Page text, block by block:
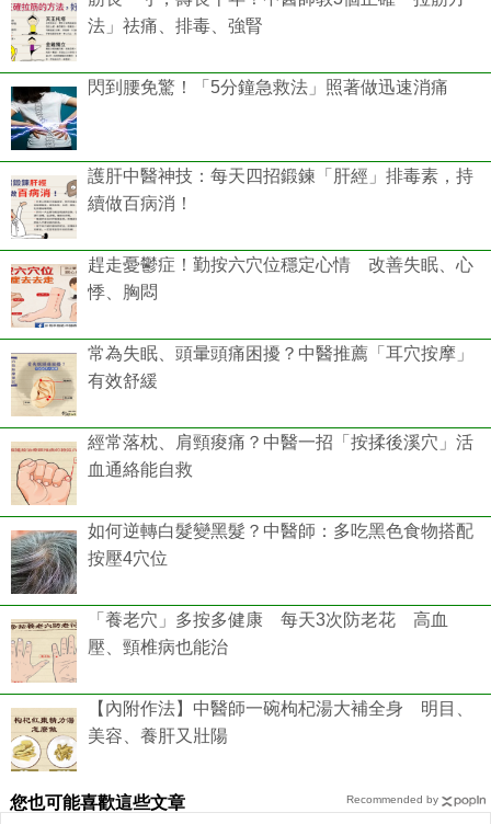
法」祛痛、排毒、強腎
閃到腰免驚！「5分鐘急救法」照著做迅速消痛
護肝中醫神技：每天四招鍛鍊「肝經」排毒素，持
續做百病消！
趕走憂鬱症！勤按六穴位穩定心情 改善失眠、心
悸、胸悶
常為失眠、頭暈頭痛困擾？中醫推薦「耳穴按摩」
有效舒緩
經常落枕、肩頸痠痛？中醫一招「按揉後溪穴」活
血通絡能自救
如何逆轉白髮變黑髮？中醫師：多吃黑色食物搭配
按壓4穴位
「養老穴」多按多健康 每天3次防老花 高血
壓、頸椎病也能治
【內附作法】中醫師一碗枸杞湯大補全身 明目、
美容、養肝又壯陽
您也可能喜歡這些文章 Recommended by